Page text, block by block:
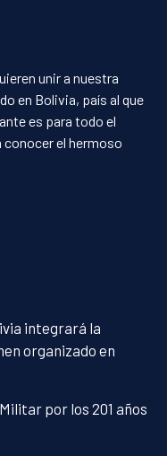
unir a nuestra
en Bolivia, país al que
es para todo el
conocer el hermoso
integrará la
organizado en
por los 201 años